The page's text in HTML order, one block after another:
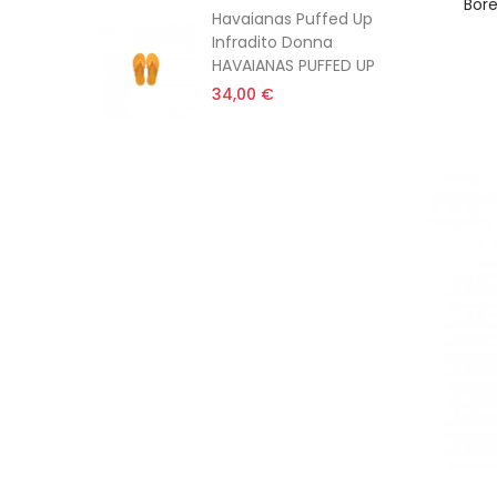
Havaianas Puffed Up
Infradito Donna
HAVAIANAS PUFFED UP
34,00 €